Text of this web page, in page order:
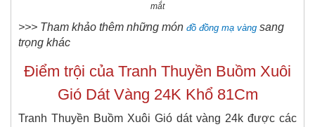
mắt
>>> Tham khảo thêm những món đồ đồng mạ vàng sang
trọng khác
Điểm trội của Tranh Thuyền Buồm Xuôi
Gió Dát V​àng 24K Khổ 81Cm
Tranh Thuyền Buồm Xuôi Gió dát vàng 24k được các